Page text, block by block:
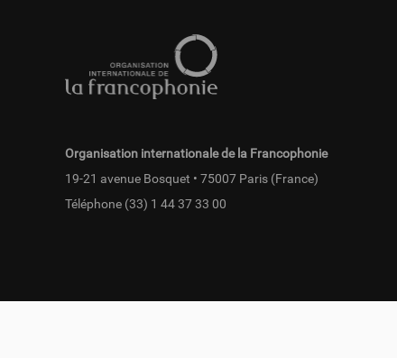
page
Organisation internationale de la Francophonie
19-21 avenue Bosquet • 75007 Paris (France)
Téléphone (33) 1 44 37 33 00